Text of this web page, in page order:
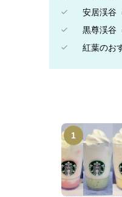
安居渓谷
黒尊渓谷
紅葉のお